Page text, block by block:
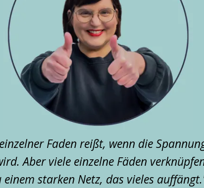
Faden reißt, wenn die
Aber viele einzelne Fäden
einem starken Netz, das vieles